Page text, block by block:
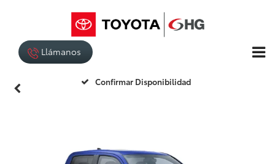
Llámanos
Confirmar Disponibilidad